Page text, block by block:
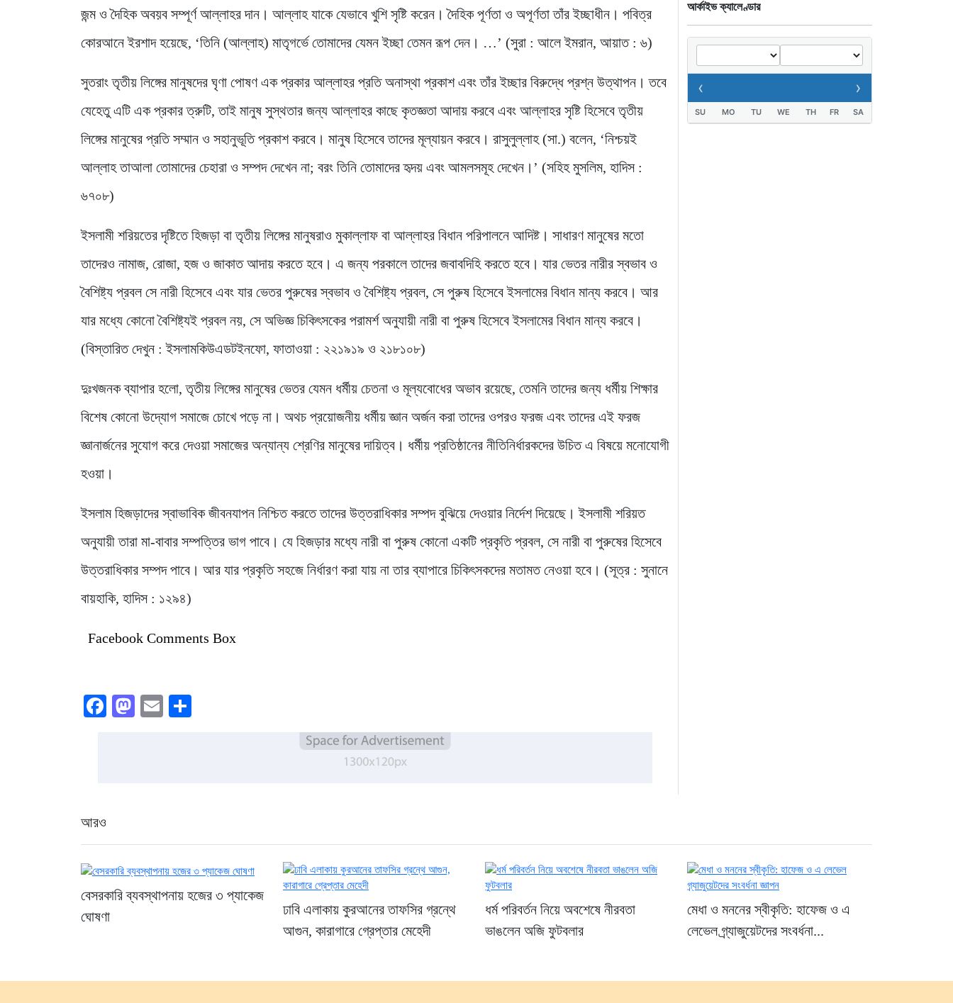
জন্ম ও দৈহিক অবয়ব সম্পূর্ণ আল্লাহর দান। আল্লাহ যাকে যেভাবে খুশি সৃষ্টি করেন। দৈহিক পূর্ণতা ও অপূর্ণতা তাঁর ইচ্ছাধীন। পবিত্র
কোরআনে ইরশাদ হয়েছে, ‘তিনি (আল্লাহ) মাতৃগর্ভে তোমাদের যেমন ইচ্ছা তেমন রূপ দেন। …’ (সুরা : আলে ইমরান, আয়াত : ৬)
সুতরাং তৃতীয় লিঙ্গের মানুষদের ঘৃণা পোষণ এক প্রকার আল্লাহর প্রতি অনাস্থা প্রকাশ এবং তাঁর ইচ্ছার বিরুদ্ধে প্রশ্ন উত্থাপন। তবে
যেহেতু এটি এক প্রকার ত্রুটি, তাই মানুষ সুস্থতার জন্য আল্লাহর কাছে কৃতজ্ঞতা আদায় করবে এবং আল্লাহর সৃষ্টি হিসেবে তৃতীয়
লিঙ্গের মানুষের প্রতি সম্মান ও সহানুভূতি প্রকাশ করবে। মানুষ হিসেবে তাদের মূল্যায়ন করবে। রাসুলুল্লাহ (সা.) বলেন, ‘নিশ্চয়ই
আল্লাহ তাআলা তোমাদের চেহারা ও সম্পদ দেখেন না; বরং তিনি তোমাদের হৃদয় এবং আমলসমূহ দেখেন।’ (সহিহ মুসলিম, হাদিস :
৬৭০৮)
ইসলামী শরিয়তের দৃষ্টিতে হিজড়া বা তৃতীয় লিঙ্গের মানুষরাও মুকাল্লাফ বা আল্লাহর বিধান পরিপালনে আদিষ্ট। সাধারণ মানুষের মতো
তাদেরও নামাজ, রোজা, হজ ও জাকাত আদায় করতে হবে। এ জন্য পরকালে তাদের জবাবদিহি করতে হবে। যার ভেতর নারীর স্বভাব ও
বৈশিষ্ট্য প্রবল সে নারী হিসেবে এবং যার ভেতর পুরুষের স্বভাব ও বৈশিষ্ট্য প্রবল, সে পুরুষ হিসেবে ইসলামের বিধান মান্য করবে। আর
যার মধ্যে কোনো বৈশিষ্ট্যই প্রবল নয়, সে অভিজ্ঞ চিকিৎসকের পরামর্শ অনুযায়ী নারী বা পুরুষ হিসেবে ইসলামের বিধান মান্য করবে।
(বিস্তারিত দেখুন : ইসলামকিউএডটইনফো, ফাতাওয়া : ২২১৯১৯ ও ২১৮১০৮)
দুঃখজনক ব্যাপার হলো, তৃতীয় লিঙ্গের মানুষের ভেতর যেমন ধর্মীয় চেতনা ও মূল্যবোধের অভাব রয়েছে, তেমনি তাদের জন্য ধর্মীয় শিক্ষার
বিশেষ কোনো উদ্যোগ সমাজে চোখে পড়ে না। অথচ প্রয়োজনীয় ধর্মীয় জ্ঞান অর্জন করা তাদের ওপরও ফরজ এবং তাদের এই ফরজ
জ্ঞানার্জনের সুযোগ করে দেওয়া সমাজের অন্যান্য শ্রেণির মানুষের দায়িত্ব। ধর্মীয় প্রতিষ্ঠানের নীতিনির্ধারকদের উচিত এ বিষয়ে মনোযোগী
হওয়া।
ইসলাম হিজড়াদের স্বাভাবিক জীবনযাপন নিশ্চিত করতে তাদের উত্তরাধিকার সম্পদ বুঝিয়ে দেওয়ার নির্দেশ দিয়েছে। ইসলামী শরিয়ত
অনুযায়ী তারা মা-বাবার সম্পত্তির ভাগ পাবে। যে হিজড়ার মধ্যে নারী বা পুরুষ কোনো একটি প্রকৃতি প্রবল, সে নারী বা পুরুষের হিসেবে
উত্তরাধিকার সম্পদ পাবে। আর যার প্রকৃতি সহজে নির্ধারণ করা যায় না তার ব্যাপারে চিকিৎসকদের মতামত নেওয়া হবে। (সূত্র : সুনানে
বায়হাকি, হাদিস : ১২৯৪)
Facebook Comments Box
Facebook
Mastodon
Email
খাগড়াছড়ি রামগড় পুলিশের
অভিযানে: ১৫ পিস ইয়াবাসহ
যুবক গ্রেপ্তার
আর্কাইভ ক্যালেণ্ডার
‹ ›
SU MO TU WE TH FR SA
আরও
বেসরকারি ব্যবস্থাপনায় হজের ৩ প্যাকেজ
ঘোষণা
ঢাবি এলাকায় কুরআনের তাফসির গ্রন্থে
আগুন, কারাগারে গ্রেপ্তার মেহেদী
ধর্ম পরিবর্তন নিয়ে অবশেষে নীরবতা
ভাঙলেন অজি ফুটবলার
মেধা ও মননের স্বীকৃতি: হাফেজ ও এ
লেভেল গ্র্যাজুয়েটদের সংবর্ধনা...